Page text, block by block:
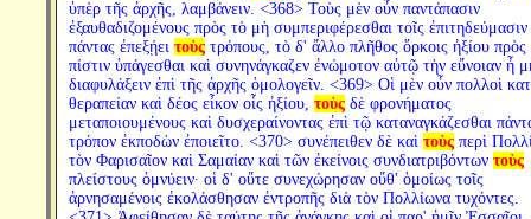
ὑπὲρ τῆς ἀρχῆς, λαμβάνειν. <368> Τοὺς μὲν οὖν παντάπασιν
ἐξαυθαδιζομένους πρὸς τὸ μὴ συμπεριφέρεσθαι τοῖς ἐπιτηδεύμασιν
πάντας ἐπεξῄει τοὺςτρόπους, τὸ δ' ἄλλο πλῆθος ὅρκοις ἠξίου πρὸς
πίστιν ὑπάγεσθαι καὶ συνηνάγκαζεν ἐνώμοτον αὐτῷ τὴν εὔνοιαν ἦ
διαφυλάξειν ἐπὶ τῆς ἀρχῆς ὁμολογεῖν. <369> Οἱ μὲν οὖν πολλοὶ
θεραπείαν καὶ δέος εἶκον οἷς ἠξίου, τοὺςδὲ φρονήματος
μεταποιουμένους καὶ δυσχεραίνοντας ἐπὶ τῷ καταναγκάζεσθαι
τρόπον ἐκποδὼν ἐποιεῖτο. <370> συνέπειθεν δὲ καὶ τοὺςπερὶ
τὸν Φαρισαῖον καὶ Σαμαίαν καὶ τῶν ἐκείνοις συνδιατριβόντων τοὺς
πλείστους ὀμνύειν· οἱ δ' οὔτε συνεχώρησαν οὔθ' ὁμοίως τοῖς
ἀρνησαμένοις ἐκολάσθησαν ἐντροπῆς διὰ τὸν Πολλίωνα τυχόντες.